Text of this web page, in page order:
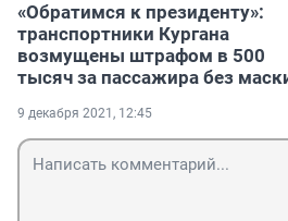
«Обратимся к президенту»:
транспортники Кургана
возмущены штрафом в 500
тысяч за пассажира без
9 декабря 2021, 12:45